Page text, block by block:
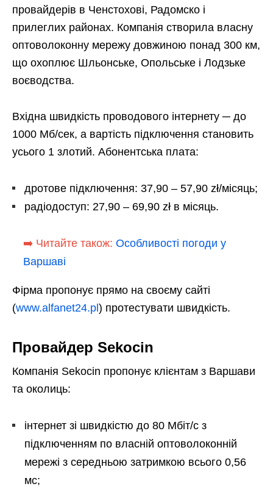
провайдерів в Ченстохові, Радомско і
прилеглих районах. Компанія створила власну
оптоволоконну мережу довжиною понад 300 км,
що охоплює Шльонське, Опольське і Лодзьке
воєводства.
Вхідна швидкість проводового інтернету ─ до
1000 Мб/сек, а вартість підключення становить
усього 1 злотий. Абонентська плата:
дротове підключення: 37,90 – 57,90 zł/місяць;
радіодоступ: 27,90 – 69,90 zł в місяць.
➡️ Читайте також: Особливості погоди у
Варшаві
Фірма пропонує прямо на своєму сайті
(www.alfanet24.pl ) протестувати швидкість.
Провайдер Sekocin
Компанія Sekocin пропонує клієнтам з Варшави
та околиць:
інтернет зі швидкістю до 80 Мбіт/с з
підключенням по власній оптоволоконній
мережі з середньою затримкою всього 0,56
мс;